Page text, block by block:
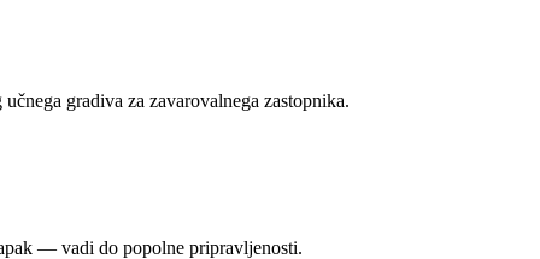
gradiva za zavarovalnega zastopnika.
— vadi do popolne pripravljenosti.